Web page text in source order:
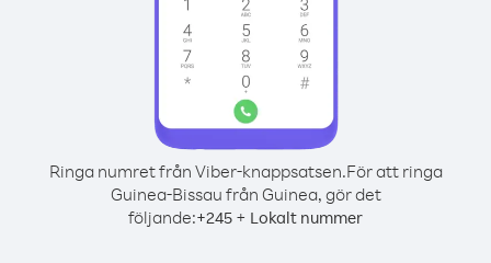
Ringa numret från Viber-knappsatsen.För att ringa
Guinea-Bissau från Guinea, gör det
följande:+245 + Lokalt nummer